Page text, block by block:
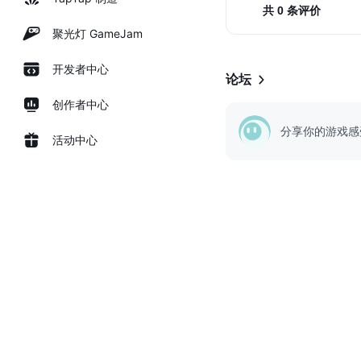
聚光灯 GameJam
开发者中心
创作者中心
活动中心
共 0 条评价
论坛
分享你的游戏